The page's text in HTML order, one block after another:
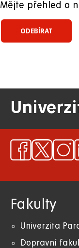
Mějte přehled o
Fakulty
Univerzita
Dopravní